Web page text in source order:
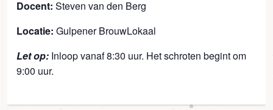
Docent: Steven van den Berg
Locatie: Gulpener BrouwLokaal
Let op: Inloop vanaf 8:30 uur. Het schroten begint om
9:00 uur.